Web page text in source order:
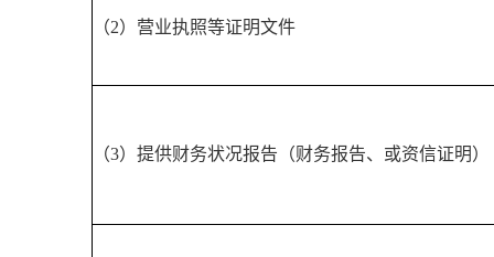
（2）营业执照等证明文件
（3）提供财务状况报告（财务报告、或资信证明）